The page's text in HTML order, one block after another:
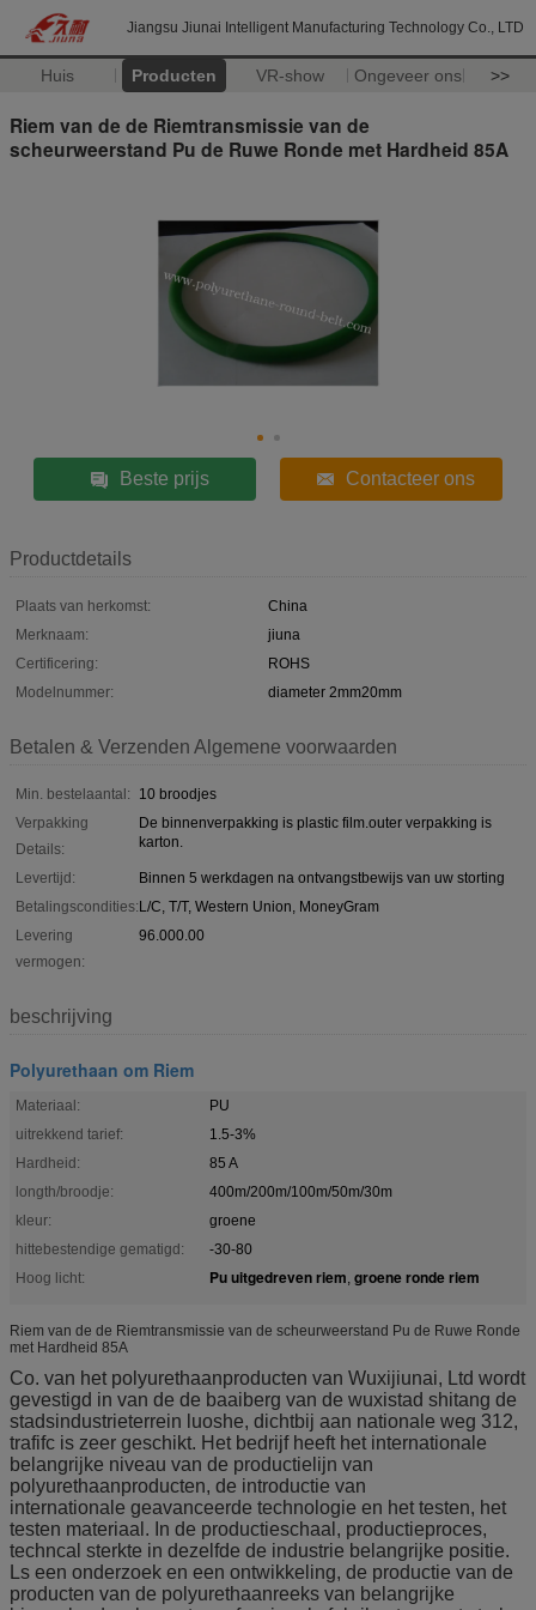
Jiangsu Jiunai Intelligent Manufacturing Technology Co., LTD
Huis Producten VR-show Ongeveer ons >>
Riem van de de Riemtransmissie van de
scheurweerstand Pu de Ruwe Ronde met Hardheid 85A
Beste prijs Contacteer ons
Productdetails
Plaats van herkomst:
China
Merknaam:
jiuna
Certificering:
ROHS
Modelnummer:
diameter 2mm20mm
Betalen & Verzenden Algemene voorwaarden
Min. bestelaantal:
10 broodjes
Verpakking
Details:
De binnenverpakking is plastic film.outer verpakking is
karton.
Levertijd:
Binnen 5 werkdagen na ontvangstbewijs van uw storting
Betalingscondities:L/C, T/T, Western Union, MoneyGram
Levering
vermogen:
96.000.00
beschrijving
Polyurethaan om Riem
Materiaal:
PU
uitrekkend tarief:
1.5-3%
Hardheid:
85 A
longth/broodje:
400m/200m/100m/50m/30m
kleur:
groene
hittebestendige gematigd:
-30-80
Hoog licht:
Pu uitgedreven riem, groene ronde riem
Riem van de de Riemtransmissie van de scheurweerstand Pu de Ruwe Ronde
met Hardheid 85A
Co. van het polyurethaanproducten van Wuxijiunai, Ltd wordt
gevestigd in van de de baaiberg van de wuxistad shitang de
stadsindustrieterrein luoshe, dichtbij aan nationale weg 312,
trafifc is zeer geschikt. Het bedrijf heeft het internationale
belangrijke niveau van de productielijn van
polyurethaanproducten, de introductie van
internationale geavanceerde technologie en het testen, het
testen materiaal. In de productieschaal, productieproces,
techncal sterkte in dezelfde de industrie belangrijke positie.
Ls een onderzoek en een ontwikkeling, de productie van de
producten van de polyurethaanreeks van belangrijke